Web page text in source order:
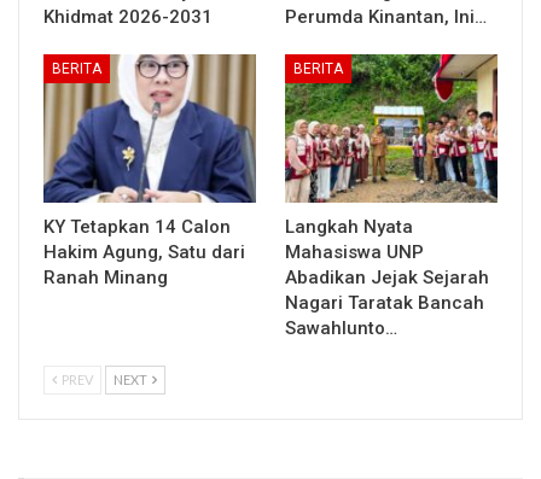
Khidmat 2026-2031
Perumda Kinantan, Ini…
BERITA
KY Tetapkan 14 Calon
Hakim Agung, Satu dari
Ranah Minang
BERITA
Langkah Nyata
Mahasiswa UNP
Abadikan Jejak Sejarah
Nagari Taratak Bancah
Sawahlunto…
PREV NEXT